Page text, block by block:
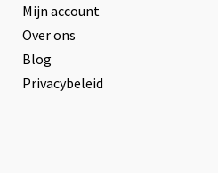
Mijn account
Over ons
Blog
Privacybeleid